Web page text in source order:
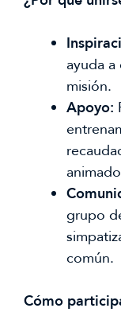
ayuda
misión.
Apoyo:
grupo
común.
Cómo